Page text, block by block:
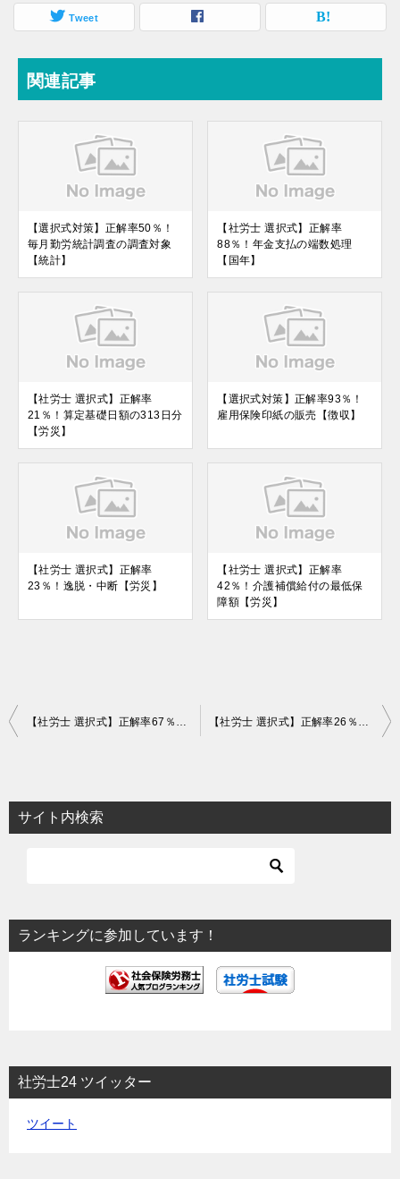
Tweet
関連記事
【選択式対策】正解率50％！
毎月勤労統計調査の調査対象
【統計】
【社労士 選択式】正解率
88％！年金支払の端数処理
【国年】
【社労士 選択式】正解率
21％！算定基礎日額の313日分
【労災】
【選択式対策】正解率93％！
雇用保険印紙の販売【徴収】
【社労士 選択式】正解率
23％！逸脱・中断【労災】
【社労士 選択式】正解率
42％！介護補償給付の最低保
障額【労災】
投
ビ
ゲ
ョ
ン
【社労士 選択式】正解率67％！日本シェーリング事件【労基】 【社労士 選択式】正解率26％！団塊ジュニア世代が65歳以上となるのはいつ？【社一】
サイト内検索
ランキングに参加しています！
社労士24 ツイッター
ツイート